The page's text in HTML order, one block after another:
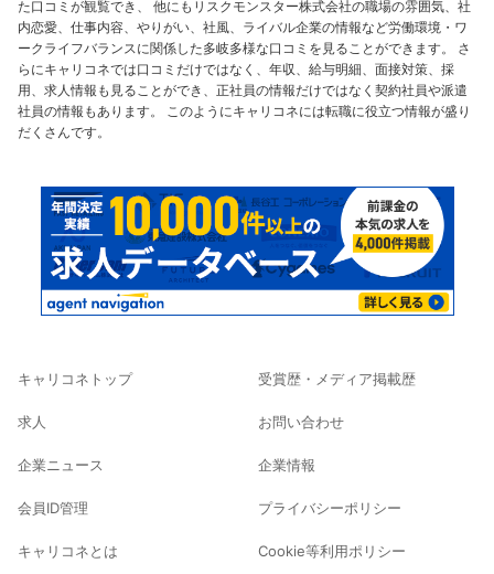
た口コミが観覧でき、 他にもリスクモンスター株式会社の職場の雰囲気、社
内恋愛、仕事内容、やりがい、社風、ライバル企業の情報など労働環境・ワ
ークライフバランスに関係した多岐多様な口コミを見ることができます。 さ
らにキャリコネでは口コミだけではなく、年収、給与明細、面接対策、採
用、求人情報も見ることができ、正社員の情報だけではなく契約社員や派遣
社員の情報もあります。 このようにキャリコネには転職に役立つ情報が盛り
だくさんです。
キャリコネトップ
求人
企業ニュース
会員ID管理
キャリコネとは
受賞歴・メディア掲載歴
お問い合わせ
企業情報
プライバシーポリシー
Cookie等利用ポリシー